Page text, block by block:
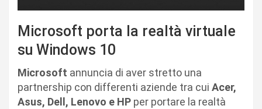
Microsoft porta la realtà virtuale
su Windows 10
Microsoft annuncia di aver stretto una
partnership con differenti aziende tra cui Acer,
Asus, Dell, Lenovo e HP per portare la realtà